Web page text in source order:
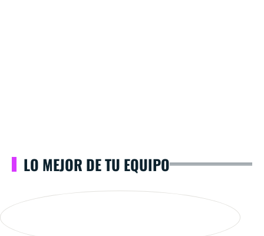
LO MEJOR DE TU EQUIPO